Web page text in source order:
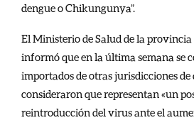
dengue o Chikungunya”.
El Ministerio de Salud de la provincia
informó que en la última semana se
importados de otras jurisdicciones de
consideraron que representan «un
reintroducción del virus ante el